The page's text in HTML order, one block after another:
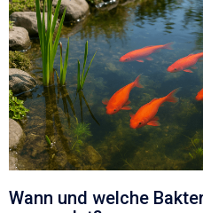
Wann und welche